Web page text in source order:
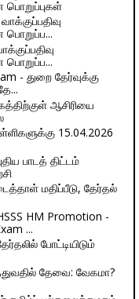
பொறுப்புகள்
பொறுப்ப...
பொறுப்ப...
- துறை தேர்வுக்கு
ஆசிரியை
15.04.2026
பாடத் திட்டம்
மதிப்பீடு, தேர்தல்
HM Promotion -
...
போட்டியிடும்
தேவை: வேகமா?